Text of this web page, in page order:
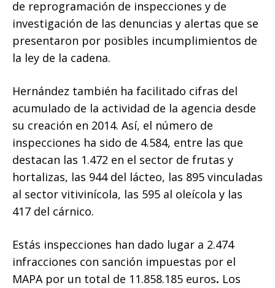
de reprogramación de inspecciones y de
investigación de las denuncias y alertas que se
presentaron por posibles incumplimientos de
la ley de la cadena.
Hernández también ha facilitado cifras del
acumulado de la actividad de la agencia desde
su creación en 2014. Así, el número de
inspecciones ha sido de 4.584, entre las que
destacan las 1.472 en el sector de frutas y
hortalizas, las 944 del lácteo, las 895 vinculadas
al sector vitivinícola, las 595 al oleícola y las
417 del cárnico.
Estás inspecciones han dado lugar a 2.474
infracciones con sanción impuestas por el
MAPA por un total de 11.858.185 euros. Los